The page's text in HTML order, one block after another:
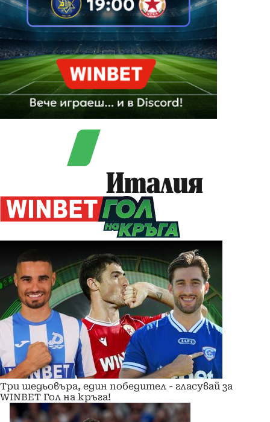
Италия
Три шедьовъра, един победител - гласувай за
WINBET Гол на кръга!